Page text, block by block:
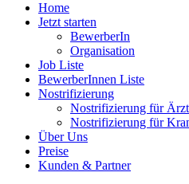
Home
Jetzt starten
BewerberIn
Organisation
Job Liste
BewerberInnen Liste
Nostrifizierung
Nostrifizierung für
Nostrifizierung für
Über Uns
Preise
Kunden & Partner